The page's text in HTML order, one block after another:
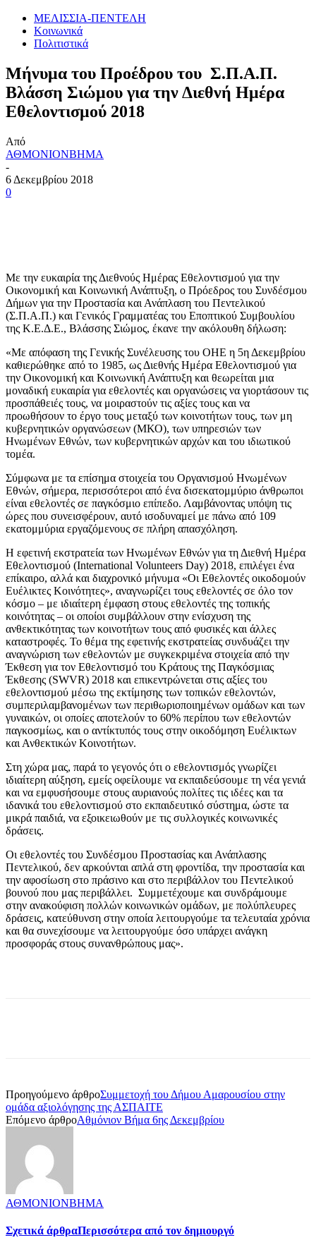
ΜΕΛΙΣΣΙΑ-ΠΕΝΤΕΛΗ
Κοινωνικά
Πολιτιστικά
Μήνυμα του Προέδρου του Σ.Π.Α.Π.
Βλάσση Σιώμου για την Διεθνή Ημέρα
Εθελοντισμού 2018
Από
ΑΘΜΟΝΙΟΝΒΗΜΑ
-
6 Δεκεμβρίου 2018
0
Με την ευκαιρία της Διεθνούς Ημέρας Εθελοντισμού για την
Οικονομική και Κοινωνική Ανάπτυξη, ο Πρόεδρος του Συνδέσμου
Δήμων για την Προστασία και Ανάπλαση του Πεντελικού
(Σ.Π.Α.Π.) και Γενικός Γραμματέας του Εποπτικού Συμβουλίου
της Κ.Ε.Δ.Ε., Βλάσσης Σιώμος, έκανε την ακόλουθη δήλωση:
«Με απόφαση της Γενικής Συνέλευσης του ΟΗΕ η 5η Δεκεμβρίου
καθιερώθηκε από το 1985, ως Διεθνής Ημέρα Εθελοντισμού για
την Οικονομική και Κοινωνική Ανάπτυξη και θεωρείται μια
μοναδική ευκαιρία για εθελοντές και οργανώσεις να γιορτάσουν τις
προσπάθειές τους, να μοιραστούν τις αξίες τους και να
προωθήσουν το έργο τους μεταξύ των κοινοτήτων τους, των μη
κυβερνητικών οργανώσεων (ΜΚΟ), των υπηρεσιών των
Ηνωμένων Εθνών, των κυβερνητικών αρχών και του ιδιωτικού
τομέα.
Σύμφωνα με τα επίσημα στοιχεία του Οργανισμού Ηνωμένων
Εθνών, σήμερα, περισσότεροι από ένα δισεκατομμύριο άνθρωποι
είναι εθελοντές σε παγκόσμιο επίπεδο. Λαμβάνοντας υπόψη τις
ώρες που συνεισφέρουν, αυτό ισοδυναμεί με πάνω από 109
εκατομμύρια εργαζόμενους σε πλήρη απασχόληση.
Η εφετινή εκστρατεία των Ηνωμένων Εθνών για τη Διεθνή Ημέρα
Εθελοντισμού (International Volunteers Day) 2018, επιλέγει ένα
επίκαιρο, αλλά και διαχρονικό μήνυμα «Οι Εθελοντές οικοδομούν
Ευέλικτες Κοινότητες», αναγνωρίζει τους εθελοντές σε όλο τον
κόσμο – με ιδιαίτερη έμφαση στους εθελοντές της τοπικής
κοινότητας – οι οποίοι συμβάλλουν στην ενίσχυση της
ανθεκτικότητας των κοινοτήτων τους από φυσικές και άλλες
καταστροφές. Το θέμα της εφετινής εκστρατείας συνδυάζει την
αναγνώριση των εθελοντών με συγκεκριμένα στοιχεία από την
Έκθεση για τον Εθελοντισμό του Κράτους της Παγκόσμιας
Έκθεσης (SWVR) 2018 και επικεντρώνεται στις αξίες του
εθελοντισμού μέσω της εκτίμησης των τοπικών εθελοντών,
συμπεριλαμβανομένων των περιθωριοποιημένων ομάδων και των
γυναικών, οι οποίες αποτελούν το 60% περίπου των εθελοντών
παγκοσμίως, και ο αντίκτυπός τους στην οικοδόμηση Ευέλικτων
και Ανθεκτικών Κοινοτήτων.
Στη χώρα μας, παρά το γεγονός ότι ο εθελοντισμός γνωρίζει
ιδιαίτερη αύξηση, εμείς οφείλουμε να εκπαιδεύσουμε τη νέα γενιά
και να εμφυσήσουμε στους αυριανούς πολίτες τις ιδέες και τα
ιδανικά του εθελοντισμού στο εκπαιδευτικό σύστημα, ώστε τα
μικρά παιδιά, να εξοικειωθούν με τις συλλογικές κοινωνικές
δράσεις.
Οι εθελοντές του Συνδέσμου Προστασίας και Ανάπλασης
Πεντελικού, δεν αρκούνται απλά στη φροντίδα, την προστασία και
την αφοσίωση στο πράσινο και στο περιβάλλον του Πεντελικού
βουνού που μας περιβάλλει. Συμμετέχουμε και συνδράμουμε
στην ανακούφιση πολλών κοινωνικών ομάδων, με πολύπλευρες
δράσεις, κατεύθυνση στην οποία λειτουργούμε τα τελευταία χρόνια
και θα συνεχίσουμε να λειτουργούμε όσο υπάρχει ανάγκη
προσφοράς στους συνανθρώπους μας».
Προηγούμενο άρθροΣυμμετοχή του Δήμου Αμαρουσίου στην
ομάδα αξιολόγησης της ΑΣΠΑΙΤΕ
Επόμενο άρθροΑθμόνιον Βήμα 6ης Δεκεμβρίου
ΑΘΜΟΝΙΟΝΒΗΜΑ
Σχετικά άρθραΠερισσότερα από τον δημιουργό